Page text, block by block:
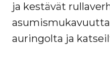
ja kestävät
auringolta ja